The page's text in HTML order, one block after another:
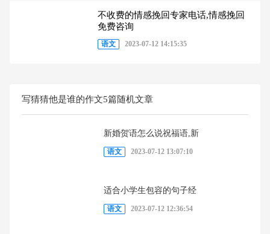
不收费的情感挽回专家电话,情感挽回
免费咨询
语文 2023-07-12 14:15:35
写猜猜他是谁的作文5篇随机文章
新婚贺语怎么说祝福语,新
语文 2023-07-12 13:07:10
适合小学生包容的句子经
语文 2023-07-12 12:36:54